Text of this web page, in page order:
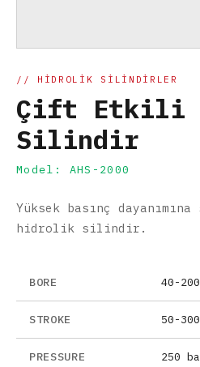
// HIDROLIK SILINDIRLER
Çift Etkili
Silindir
Model: AHS-2000
Yüksek basınç
hidrolik silindir.
BORE 40-200
STROKE 50-
PRESSURE 250